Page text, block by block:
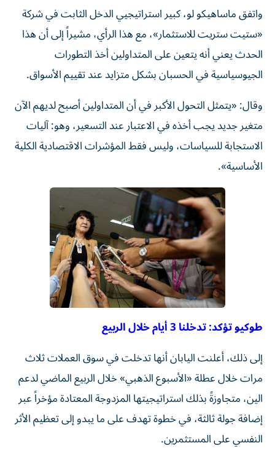
واتفق ماساهيكو لو، كبير استراتيجيي الدخل الثابت في شركة
«ستيت ستريت للاستثمار»، مع هذا الرأي، مشيراً إلى أن هذا
الحدث يعني أنه يتعين على المتداولين أخذ التطورات
الجيوسياسية في الحسبان بشكل متزايد عند تقييم الأسواق.
وقال: «يتمثل التحول الأكبر في أن المتداولين أصبح لديهم الآن
متغير جديد يجب أخذه في الاعتبار عند التسعير، وهو: آليات
الاستجابة للسياسات، وليس فقط المؤشرات الاقتصادية الكلية
الأساسية».
طوكيو تؤكد: تدخلنا 3 أيام خلال الربيع
إلى ذلك، أعلنت اليابان أنها تدخلت في سوق العملات ثلاث
مرات خلال عطلة «الأسبوع الذهبي» خلال الربيع الماضي لدعم
الين، متجاوزةً بذلك استراتيجيتها المزدوجة المعتادة مؤخراً عبر
إضافة جولة ثالثة، في خطوة تهدف على ما يبدو إلى تعظيم الأثر
النفسي على المستثمرين.